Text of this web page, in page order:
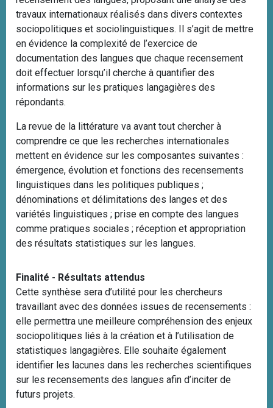
travaux internationaux réalisés dans divers contextes
sociopolitiques et sociolinguistiques. Il s’agit de mettre
en évidence la complexité de l’exercice de
documentation des langues que chaque recensement
doit effectuer lorsqu’il cherche à quantifier des
informations sur les pratiques langagières des
répondants.
La revue de la littérature va avant tout chercher à
comprendre ce que les recherches internationales
mettent en évidence sur les composantes suivantes :
émergence, évolution et fonctions des recensements
linguistiques dans les politiques publiques ;
dénominations et délimitations des langes et des
variétés linguistiques ; prise en compte des langues
comme pratiques sociales ; réception et appropriation
des résultats statistiques sur les langues.
Finalité - Résultats attendus
Cette synthèse sera d’utilité pour les chercheurs
travaillant avec des données issues de recensements :
elle permettra une meilleure compréhension des enjeux
sociopolitiques liés à la création et à l’utilisation de
statistiques langagières. Elle souhaite également
identifier les lacunes dans les recherches scientifiques
sur les recensements des langues afin d’inciter de
futurs projets.